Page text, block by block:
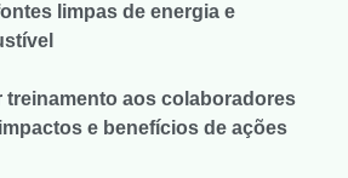
limpas de energia e
treinamento aos colaboradores
e benefícios de ações